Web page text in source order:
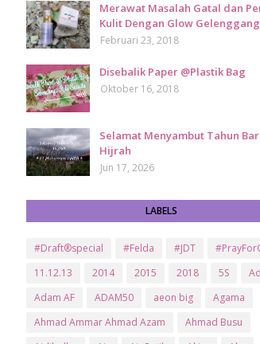
Merawat Masalah Gatal dan
Kulit Dengan Glow
Februari 23, 2018
Disebalik Paper @Plastik Bag
Oktober 16, 2018
Selamat Menyambut Tahun
Hijrah
Jun 17, 2026
LABELS
#Draft®special #Felda #JDT
11.12.13
2014 2015 2018 5S
Adam AF
ADAM50 aeon big
Agama
Ahmad Ammar Ahmad Azam
Ahmad Busu